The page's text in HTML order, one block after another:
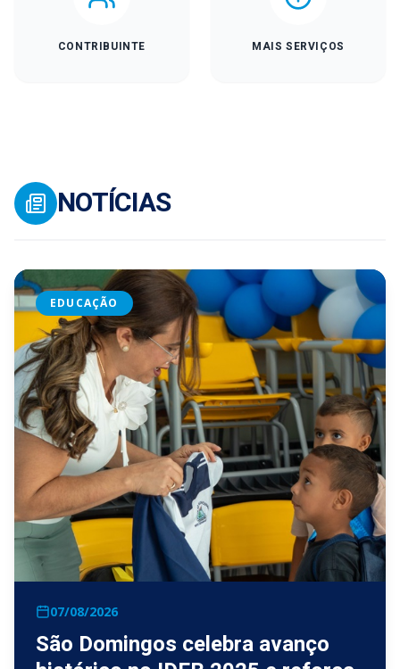
CONTRIBUINTE MAIS SERVIÇOS
NOTÍCIAS
EDUCAÇÃO
07/08/2026
São Domingos celebra avanço